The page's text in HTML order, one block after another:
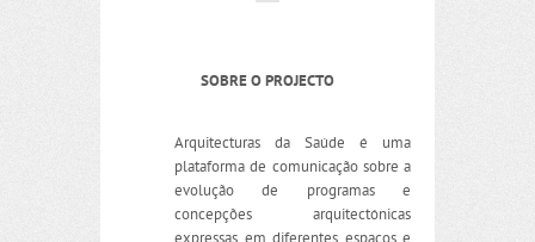
SOBRE O PROJECTO
Arquitecturas da Saúde é uma
plataforma de comunicação sobre a
evolução de programas e
concepções arquitectónicas